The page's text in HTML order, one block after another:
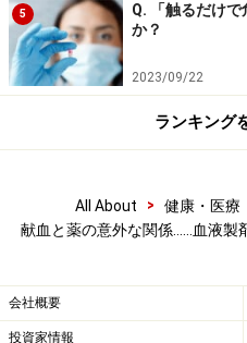
献血された血液から分取し
ン製剤」には、健康な人の
多種類の抗体すべてが混ざ
ってしまおうという考えで
感染症などに対する最終手
う。この治療にも、献血
これらの薬を安定的に供
5
Q. 「触るだけ
か？
2023/09/22
ランキング
All About > 健康・医療
献血と薬の意外な関係……血液製
会社概要
投資家情報